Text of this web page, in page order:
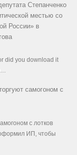
Степанченко
местью со
России» в
did you download it
самогоном с
с лотков
ИП, чтобы